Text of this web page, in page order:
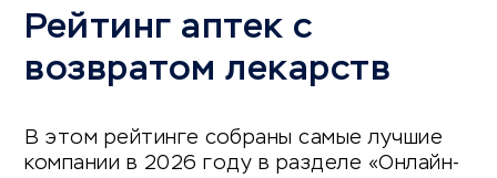
Рейтинг аптек с
возвратом лекарств
В этом рейтинге собраны самые лучшие
компании в 2026 году в разделе «Онлайн-